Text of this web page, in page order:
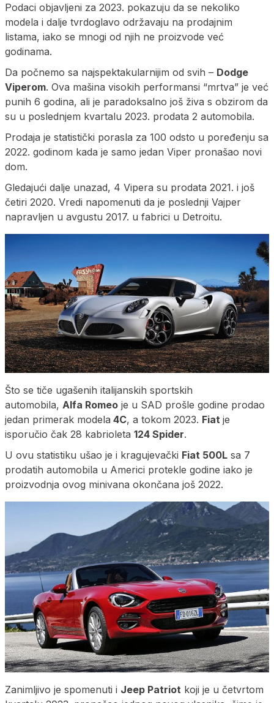
Podaci objavljeni za 2023. pokazuju da se nekoliko
modela i dalje tvrdoglavo održavaju na prodajnim
listama, iako se mnogi od njih ne proizvode već
godinama.
Da počnemo sa najspektakularnijim od svih – Dodge
Viperom. Ova mašina visokih performansi “mrtva” je već
punih 6 godina, ali je paradoksalno još živa s obzirom da
su u poslednjem kvartalu 2023. prodata 2 automobila.
Prodaja je statistički porasla za 100 odsto u poređenju sa
2022. godinom kada je samo jedan Viper pronašao novi
dom.
Gledajući dalje unazad, 4 Vipera su prodata 2021. i još
četiri 2020. Vredi napomenuti da je poslednji Vajper
napravljen u avgustu 2017. u fabrici u Detroitu.
Što se tiče ugašenih italijanskih sportskih
automobila, Alfa Romeo je u SAD prošle godine prodao
jedan primerak modela 4C, a tokom 2023. Fiat je
isporučio čak 28 kabrioleta 124 Spider.
U ovu statistiku ušao je i kragujevački Fiat 500L sa 7
prodatih automobila u Americi protekle godine iako je
proizvodnja ovog minivana okončana još 2022.
Zanimljivo je spomenuti i Jeep Patriot koji je u četvrtom